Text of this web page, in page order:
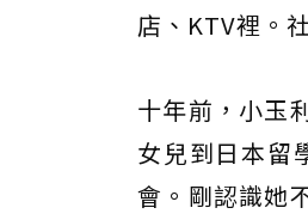
店、KTV裡。
十年前，小玉
女兒到日本留
會。剛認識她